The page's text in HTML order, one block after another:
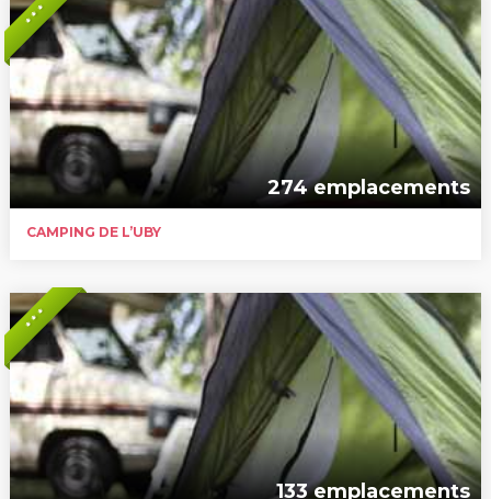
* * *
274 emplacements
CAMPING DE L’UBY
* * *
133 emplacements